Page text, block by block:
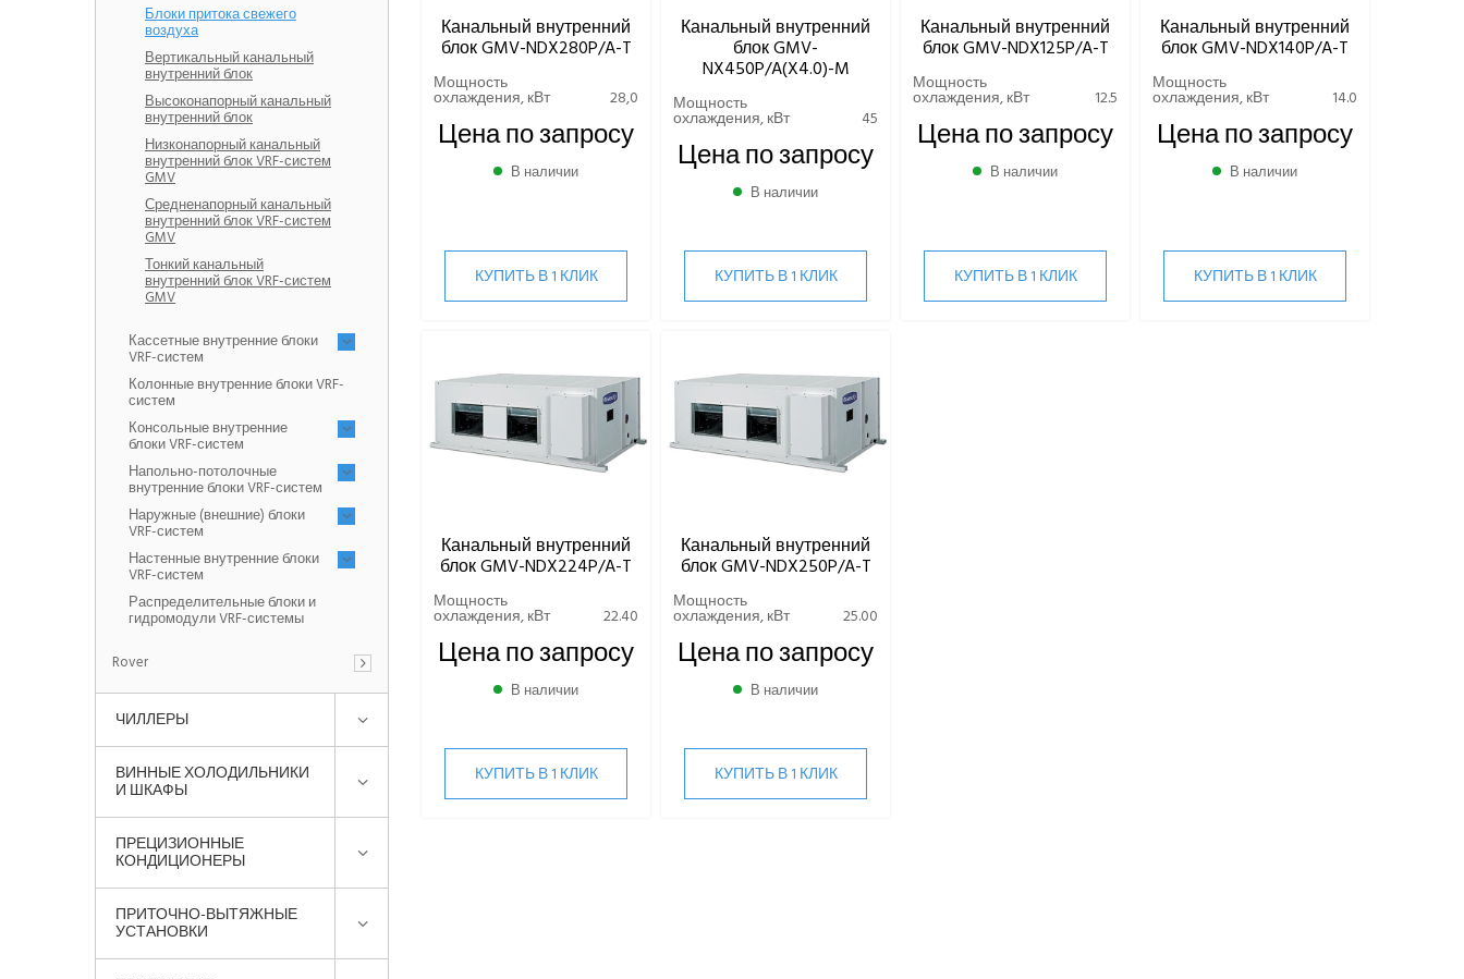
Блоки притока свежего
воздуха
Вертикальный канальный
внутренний блок
Высоконапорный канальный
внутренний блок
Низконапорный канальный
внутренний блок VRF-систем
GMV
Средненапорный канальный
внутренний блок VRF-систем
GMV
Тонкий канальный
внутренний блок VRF-систем
GMV
Кассетные внутренние блоки
VRF-систем
Колонные внутренние блоки VRF-
систем
Консольные внутренние
блоки VRF-систем
Напольно-потолочные
внутренние блоки VRF-систем
Наружные (внешние) блоки
VRF-систем
Настенные внутренние блоки
VRF-систем
Распределительные блоки и
гидромодули VRF-системы
Rover
ЧИЛЛЕРЫ
ВИННЫЕ ХОЛОДИЛЬНИКИ
И ШКАФЫ
ПРЕЦИЗИОННЫЕ
КОНДИЦИОНЕРЫ
ПРИТОЧНО-ВЫТЯЖНЫЕ
УСТАНОВКИ
Канальный внутренний
блок GMV-NDX280P/A-T
Мощность
охлаждения, кВт 28,0
Цена по запросу
В наличии
КУПИТЬ В 1 КЛИК
Канальный внутренний
блок GMV-
NX450P/A(X4.0)-M
Мощность
охлаждения, кВт 45
Цена по запросу
В наличии
КУПИТЬ В 1 КЛИК
Канальный внутренний
блок GMV-NDX125P/A-T
Мощность
охлаждения, кВт 12.5
Цена по запросу
В наличии
КУПИТЬ В 1 КЛИК
Канальный внутренний
блок GMV-NDX140P/A-T
Мощность
охлаждения, кВт 14.0
Цена по запросу
В наличии
КУПИТЬ В 1 КЛИК
Канальный внутренний
блок GMV-NDX224P/A-T
Мощность
охлаждения, кВт 22.40
Цена по запросу
В наличии
КУПИТЬ В 1 КЛИК
Канальный внутренний
блок GMV-NDX250P/A-T
Мощность
охлаждения, кВт 25.00
Цена по запросу
В наличии
КУПИТЬ В 1 КЛИК